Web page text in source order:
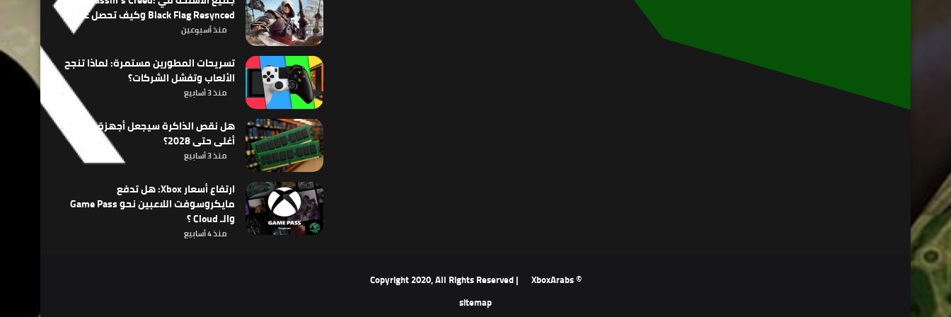
Black Flag Resynced وكيف تحصل عليها
منذ أسبوعين
تسريحات المطورين مستمرة: لماذا تنجح
الألعاب وتفشل الشركات؟
منذ 3 أسابيع
هل نقص الذاكرة سيجعل أجهزة الألعاب
أغلى حتى 2028؟
منذ 3 أسابيع
ارتفاع أسعار Xbox: هل تدفع
مايكروسوفت اللاعبين نحو Game Pass
والـ Cloud ؟
منذ 4 أسابيع
© Copyright 2020, All Rights Reserved |
XboxArabs
sitemap